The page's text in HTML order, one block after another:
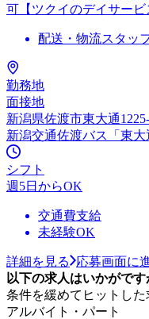
可【ツクイのデイサービ
配送・物流スタッ
勤務地
面接地
新潟県佐渡市東大通
新潟交通佐渡バス「東
シフト
週5日からOK
交通費支給
未経験OK
詳細を見る
応募画面に
以下の求人はいかがです
条件を緩めてヒットし
アルバイト・パート